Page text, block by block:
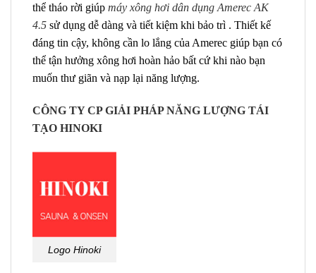
thể tháo rời giúp máy xông hơi dân dụng Amerec AK
4.5 sử dụng dễ dàng và tiết kiệm khi bảo trì . Thiết kế
đáng tin cậy, không cần lo lắng của Amerec giúp bạn có
thể tận hưởng xông hơi hoàn hảo bất cứ khi nào bạn
muốn thư giãn và nạp lại năng lượng.
CÔNG TY CP GIẢI PHÁP NĂNG LƯỢNG TÁI
TẠO HINOKI
Logo Hinoki